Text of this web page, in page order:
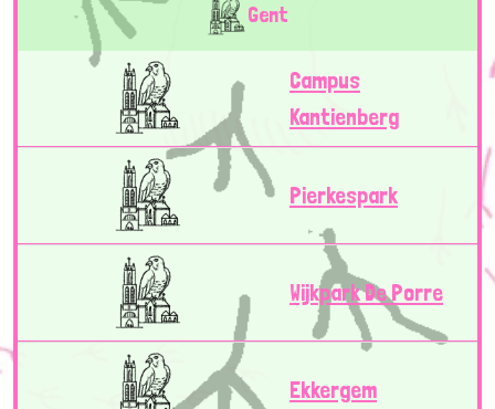
Gent
Campus
Kantienberg
Pierkespark
Wijkpark De Porre
Ekkergem